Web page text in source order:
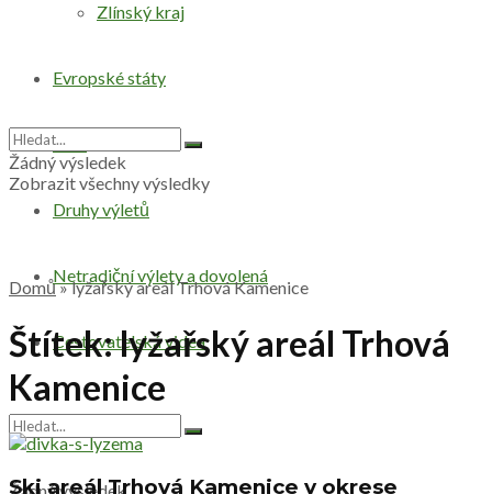
Zlínský kraj
Evropské státy
Svět
Druhy výletů
Netradiční výlety a dovolená
Cestovatelská videa
Žádný výsledek
Zobrazit všechny výsledky
Domů»lyžařský areál Trhová Kamenice
Štítek:lyžařský areál Trhová
Kamenice
Ski areál Trhová Kamenice v okrese